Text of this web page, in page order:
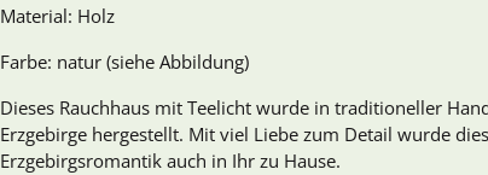
Material: Holz
Farbe: natur (siehe Abbildung)
Dieses Rauchhaus mit Teelicht wurde in traditioneller
Erzgebirge hergestellt. Mit viel Liebe zum Detail wurde
Erzgebirgsromantik auch in Ihr zu Hause.